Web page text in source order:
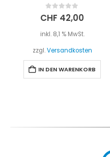
0 out of 5
CHF 42,00
inkl. 8,1 % MwSt.
zzgl.Versandkosten
IN DEN WARENKORB